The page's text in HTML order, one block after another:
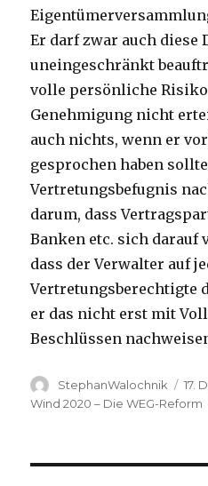
Er darf zwar auch diese
uneingeschränkt
volle persönliche
Genehmigung nicht
auch nichts, wenn er
gesprochen haben
Vertretungsbefugnis
darum, dass
Banken etc. sich darauf
dass der Verwalter auf
Vertretungsberechtigte
er das nicht erst mit
Beschlüssen
Autor
StephanWalochnik
am
17.
Wind 2020 – Die WEG-Reform